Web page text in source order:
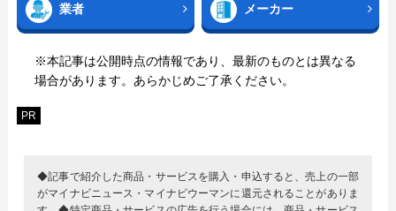
業者 メーカー
※本記事は公開時点の情報であり、最新のものとは異なる
場合があります。あらかじめご了承ください。
PR
◆記事で紹介した商品・サービスを購入・申込すると、売上の一部
がマイナビニュース・マイナビウーマンに還元されることがありま